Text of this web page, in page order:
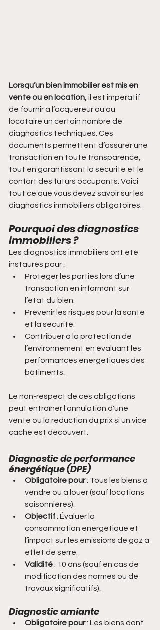
Lorsqu’un bien immobilier est mis en
vente ou en location, il est impératif
de fournir à l’acquéreur ou au
locataire un certain nombre de
diagnostics techniques. Ces
documents permettent d’assurer une
transaction en toute transparence,
tout en garantissant la sécurité et le
confort des futurs occupants. Voici
tout ce que vous devez savoir sur les
diagnostics immobiliers obligatoires.
Pourquoi des diagnostics
immobiliers ?
Les diagnostics immobiliers ont été
instaurés pour :
Protéger les parties lors d’une
transaction en informant sur
l’état du bien.
Prévenir les risques pour la santé
et la sécurité.
Contribuer à la protection de
l’environnement en évaluant les
performances énergétiques des
bâtiments.
Le non-respect de ces obligations
peut entraîner l'annulation d'une
vente ou la réduction du prix si un vice
caché est découvert.
Diagnostic de performance
énergétique (DPE)
Obligatoire pour : Tous les biens à
vendre ou à louer (sauf locations
saisonnières).
Objectif : Évaluer la
consommation énergétique et
l’impact sur les émissions de gaz à
effet de serre.
Validité : 10 ans (sauf en cas de
modification des normes ou de
travaux significatifs).
Diagnostic amiante
Obligatoire pour : Les biens dont